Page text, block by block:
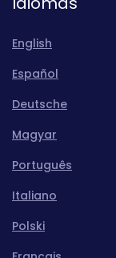
English
Español
Deutsche
Magyar
Português
Italiano
Polski